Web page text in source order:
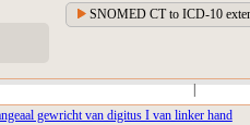
SNOMED CT to ICD-10
|
gewricht van digitus I van linker hand